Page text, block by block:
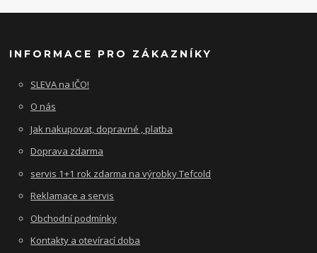
INFORMACE PRO ZÁKAZNÍKY
SLEVA na IČO!
O nás
Jak nakupovat, dopravné , platba
Doprava zdarma
servis 1+1 rok zdarma na výrobky Tefcold
Reklamace a servis
Obchodní podmínky
Kontakty a otevírací doba